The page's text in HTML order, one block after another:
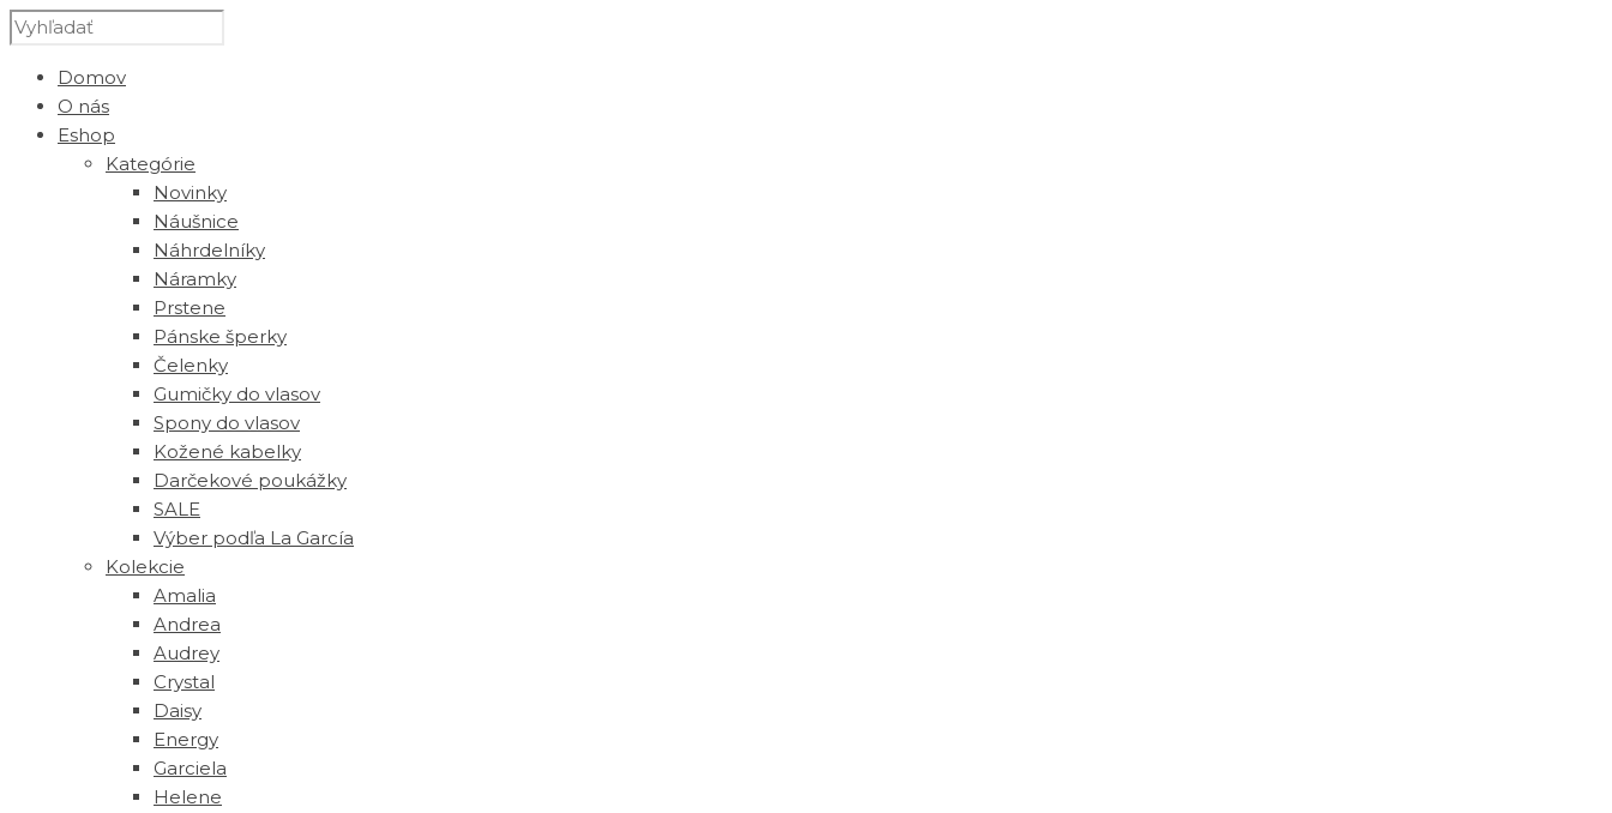
Domov
O nás
Eshop
Kategórie
Novinky
Náušnice
Náhrdelníky
Náramky
Prstene
Pánske šperky
Čelenky
Gumičky do vlasov
Spony do vlasov
Kožené kabelky
Darčekové poukážky
SALE
Výber podľa La García
Kolekcie
Amalia
Andrea
Audrey
Crystal
Daisy
Energy
Garciela
Helene